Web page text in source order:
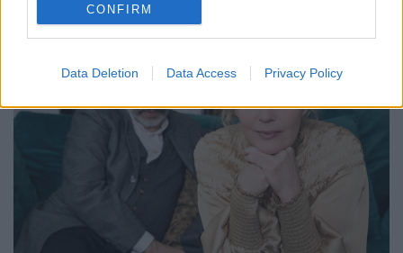
CONFIRM
Data Deletion Data Access Privacy Policy